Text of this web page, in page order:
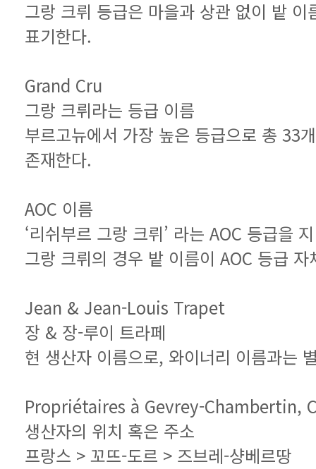
표기한다.
Grand Cru
그랑 크뤼라는 등급 이름
존재한다.
AOC 이름
‘리쉬부르 그랑 크뤼’ 라는 AOC 등급을
그랑 크뤼의 경우 밭 이름이 AOC 등급 자
Jean & Jean-Louis Trapet
장 & 장-루이 트라페
현 생산자 이름으로, 와이너리 이름과는
Propriétaires à Gevrey-Chambertin,
생산자의 위치 혹은 주소
프랑스 > 꼬뜨-도르 > 즈브레-샹베르땅